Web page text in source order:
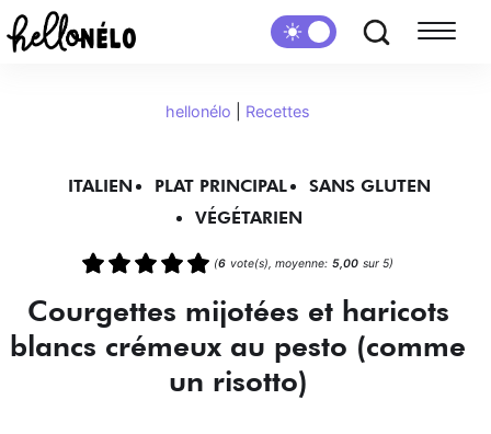
hellonélo Recettes
ITALIEN PLAT PRINCIPAL
SANS GLUTEN
VÉGÉTARIEN
(6 vote(s), moyenne: 5,00 sur 5)
Courgettes mijotées et haricots
blancs crémeux au pesto (comme
un risotto)